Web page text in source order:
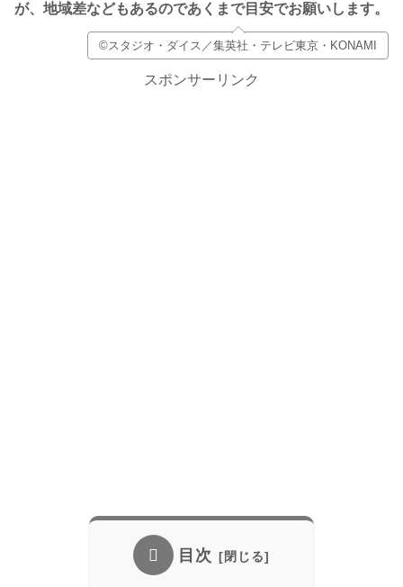
が、地域差などもあるのであくまで目安でお願いします。
©スタジオ・ダイス／集英社・テレビ東京・KONAMI
スポンサーリンク
目次